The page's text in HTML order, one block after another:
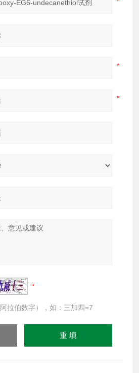
拉伯数字），如：三加四=7